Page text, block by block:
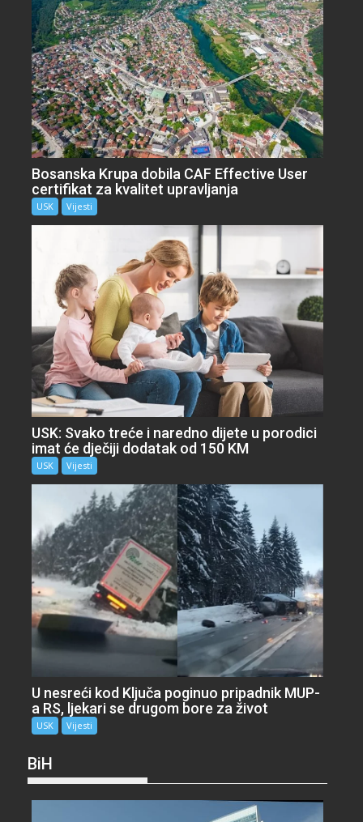
Bosanska Krupa dobila CAF Effective User
certifikat za kvalitet upravljanja
USK Vijesti
USK: Svako treće i naredno dijete u porodici
imat će dječiji dodatak od 150 KM
USK Vijesti
U nesreći kod Ključa poginuo pripadnik MUP-
a RS, ljekari se drugom bore za život
USK Vijesti
BiH